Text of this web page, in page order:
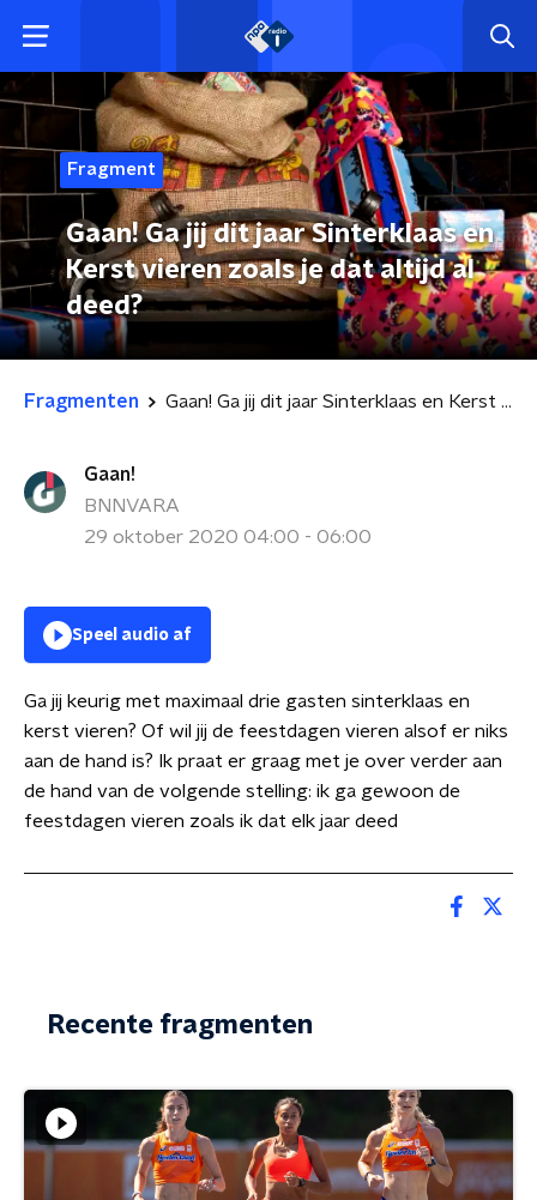
Fragment
Gaan! Ga jij dit jaar Sinterklaas en
Kerst vieren zoals je dat altijd al
deed?
Fragmenten Gaan! Ga jij dit jaar Sinterklaas en Kerst vieren zoals je dat altijd al deed?
Gaan!
BNNVARA
29 oktober 2020 04:00 - 06:00
Speel audio af
Ga jij keurig met maximaal drie gasten sinterklaas en
kerst vieren? Of wil jij de feestdagen vieren alsof er niks
aan de hand is? Ik praat er graag met je over verder aan
de hand van de volgende stelling: ik ga gewoon de
feestdagen vieren zoals ik dat elk jaar deed
Recente fragmenten